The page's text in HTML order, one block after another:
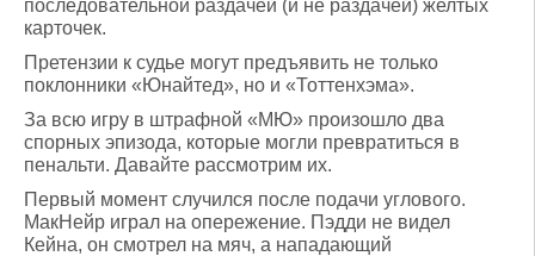
последовательной раздачей (и не раздачей) желтых
карточек.
Претензии к судье могут предъявить не только
поклонники «Юнайтед», но и «Тоттенхэма».
За всю игру в штрафной «МЮ» произошло два
спорных эпизода, которые могли превратиться в
пенальти. Давайте рассмотрим их.
Первый момент случился после подачи углового.
МакНейр играл на опережение. Пэдди не видел
Кейна, он смотрел на мяч, а нападающий